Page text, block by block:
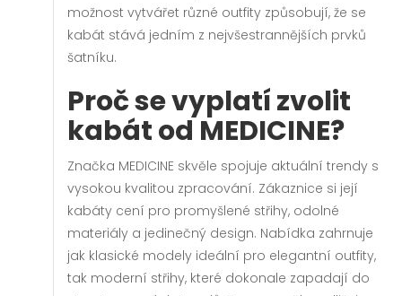
možnost vytvářet různé outfity způsobují, že se
kabát stává jedním z nejvšestrannějších prvků
šatníku.
Proč se vyplatí zvolit
kabát od MEDICINE?
Značka MEDICINE skvěle spojuje aktuální trendy s
vysokou kvalitou zpracování. Zákaznice si její
kabáty cení pro promyšlené střihy, odolné
materiály a jedinečný design. Nabídka zahrnuje
jak klasické modely ideální pro elegantní outfity,
tak moderní střihy, které dokonale zapadají do